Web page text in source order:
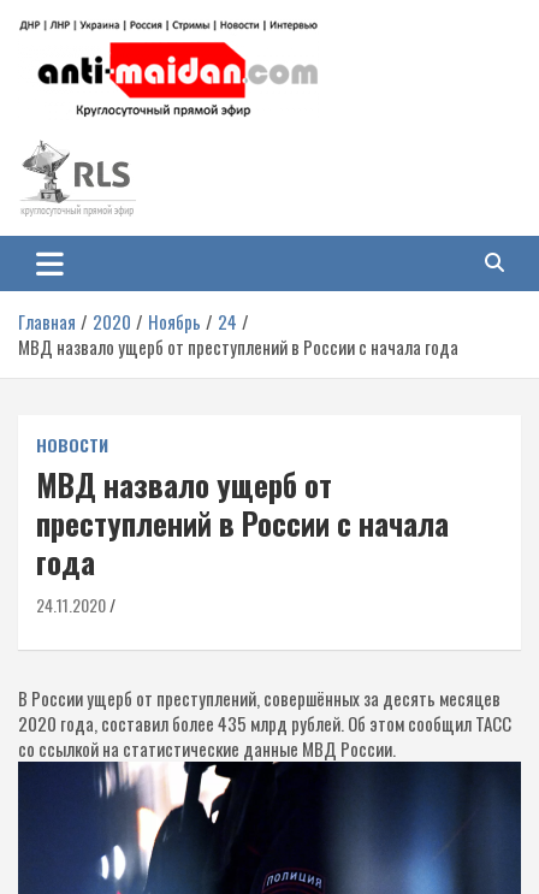
содержимому
Антимайдан: Гражданская война
на Украине
гражданской войне на Украине, включая события в Новороссии, ДНР,
ЛНР и других регионах.
Главная 2020 Ноябрь
24
МВД назвало ущерб от преступлений в России с начала года
НОВОСТИ
МВД назвало ущерб от
преступлений в России с начала
года
24.11.2020
В России ущерб от преступлений, совершённых за десять месяцев
2020 года, составил более 435 млрд рублей. Об этом сообщил ТАСС
со ссылкой на статистические данные МВД России.